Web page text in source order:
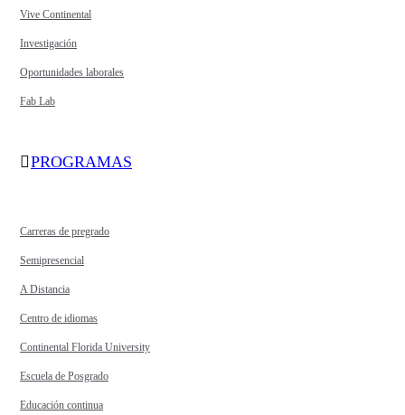
Vive Continental
Investigación
Oportunidades laborales
Fab Lab
PROGRAMAS
Carreras de pregrado
Semipresencial
A Distancia
Centro de idiomas
Continental Florida University
Escuela de Posgrado
Educación continua